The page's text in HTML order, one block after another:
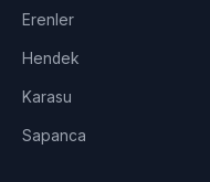
Erenler
Hendek
Karasu
Sapanca